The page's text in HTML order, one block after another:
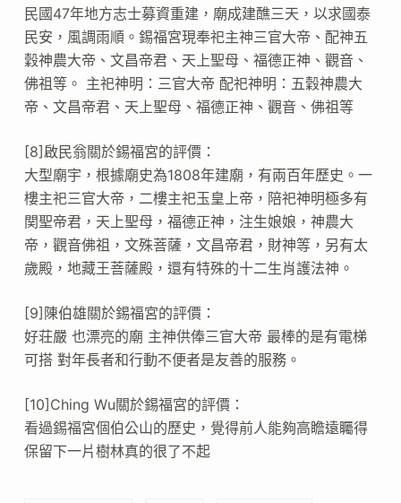
民國47年地方志士募資重建，廟成建醮三天，以求國泰
民安，風調雨順。錫福宮現奉祀主神三官大帝、配神五
穀神農大帝、文昌帝君、天上聖母、福德正神、觀音、
佛祖等。 主祀神明：三官大帝 配祀神明：五穀神農大
帝、文昌帝君、天上聖母、福德正神、觀音、佛祖等
[8]啟民翁關於錫福宮的評價：
大型廟宇，根據廟史為1808年建廟，有兩百年歷史。一
樓主祀三官大帝，二樓主祀玉皇上帝，陪祀神明極多有
関聖帝君，天上聖母，福德正神，注生娘娘，神農大
帝，觀音佛祖，文殊菩薩，文昌帝君，財神等，另有太
歲殿，地藏王菩薩殿，還有特殊的十二生肖護法神。
[9]陳伯雄關於錫福宮的評價：
好荘嚴 也漂亮的廟 主神供俸三官大帝 最棒的是有電梯
可搭 對年長者和行動不便者是友善的服務。
[10]Ching Wu關於錫福宮的評價：
看過錫福宮個伯公山的歷史，覺得前人能夠高瞻遠矚得
保留下一片樹林真的很了不起